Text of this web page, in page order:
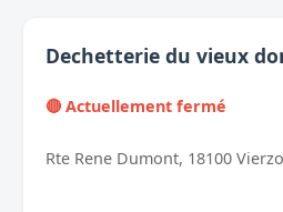
Dechetterie du vieux
🔴 Actuellement fermé
Rte Rene Dumont, 18100